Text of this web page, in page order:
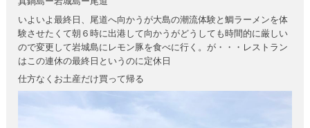
いよいよ最終日、尾道へ向かうが大島の潮流体験と鯛ラーメンを体
験させたくて朝６時に出港して向かうがどうしても時間的に厳しい
ので変更して岩城島にレモン豚を食べに行く。が・・・レストラン
はこの連休の最終日というのに定休日
仕方なくお土産だけ買って帰る